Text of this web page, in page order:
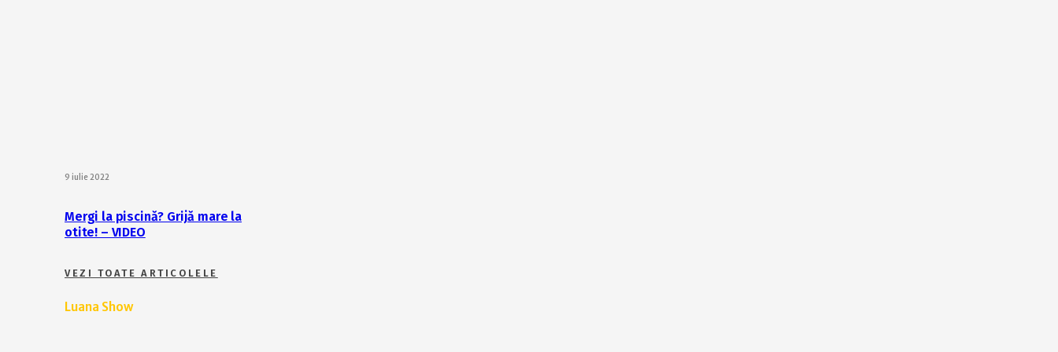
9 iulie 2022
Mergi la piscină? Grijă mare la
otite! – VIDEO
VEZI TOATE ARTICOLELE
Luana Show